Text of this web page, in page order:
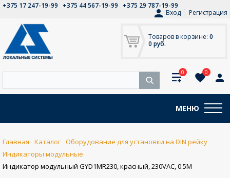
+375 17 247-19-99 +375 44 567-19-99
+375 29 787-19-99
Вход
Регистрация
Товаров в корзине: 0
0 руб.
0 0
МЕНЮ
Главная Каталог Оборудование для установки на DIN рейку
Индикаторы модульные
Индикатор модульный GYD1MR230, красный, 230VAC, 0.5M